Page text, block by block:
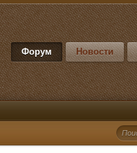
Форум Новости